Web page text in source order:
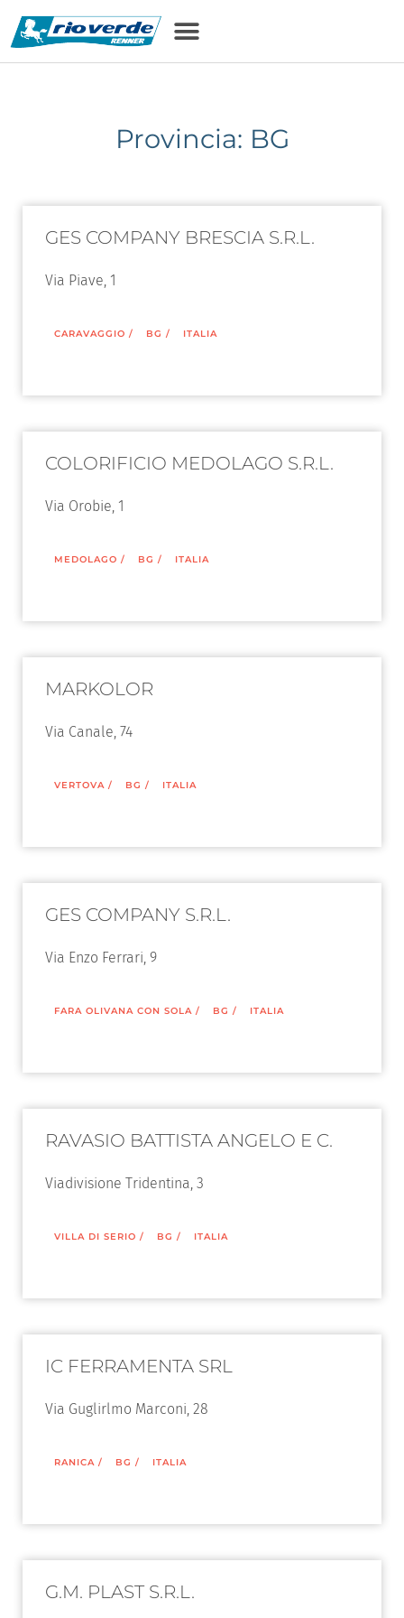
Provincia: BG
GES COMPANY BRESCIA S.R.L.
Via Piave, 1
CARAVAGGIO / BG / ITALIA
COLORIFICIO MEDOLAGO S.R.L.
Via Orobie, 1
MEDOLAGO / BG / ITALIA
MARKOLOR
Via Canale, 74
VERTOVA / BG / ITALIA
GES COMPANY S.R.L.
Via Enzo Ferrari, 9
FARA OLIVANA CON SOLA / BG / ITALIA
RAVASIO BATTISTA ANGELO E C.
Viadivisione Tridentina, 3
VILLA DI SERIO / BG / ITALIA
IC FERRAMENTA SRL
Via Guglirlmo Marconi, 28
RANICA / BG / ITALIA
G.M. PLAST S.R.L.